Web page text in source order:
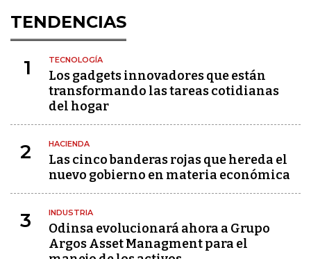
TENDENCIAS
1 TECNOLOGÍA
Los gadgets innovadores que están
transformando las tareas cotidianas
del hogar
2 HACIENDA
Las cinco banderas rojas que hereda el
nuevo gobierno en materia económica
3 INDUSTRIA
Odinsa evolucionará ahora a Grupo
Argos Asset Managment para el